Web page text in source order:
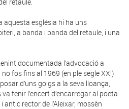
aquesta església hi ha uns
a banda i banda del retaule, i una
documentada l’advocació a
fos fins al 1969 (en ple segle XX!)
d’uns goigs a la seva lloança,
tenir l’encert d’encarregar al poeta
rector de l’Aleixar, mossèn